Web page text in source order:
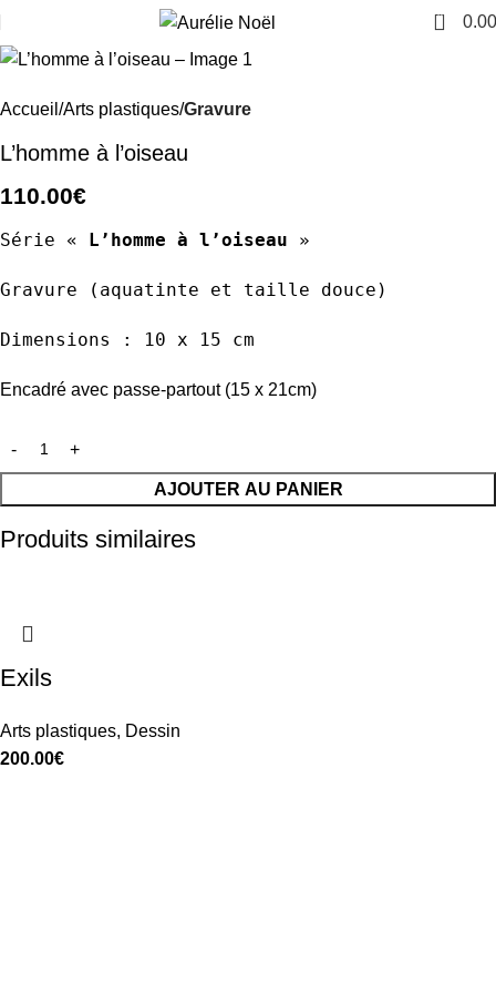
0 0.00
Accueil Arts plastiques Gravure
L’homme à l’oiseau
110.00€
Série « L’homme à l’oiseau »
Gravure (aquatinte et taille douce)
Dimensions : 10 x 15 cm
Encadré avec passe-partout (15 x 21cm)
AJOUTER AU PANIER
Produits similaires
Exils
Arts plastiques, Dessin
200.00€